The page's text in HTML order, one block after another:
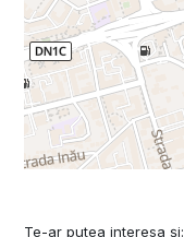
Te-ar putea interesa și: